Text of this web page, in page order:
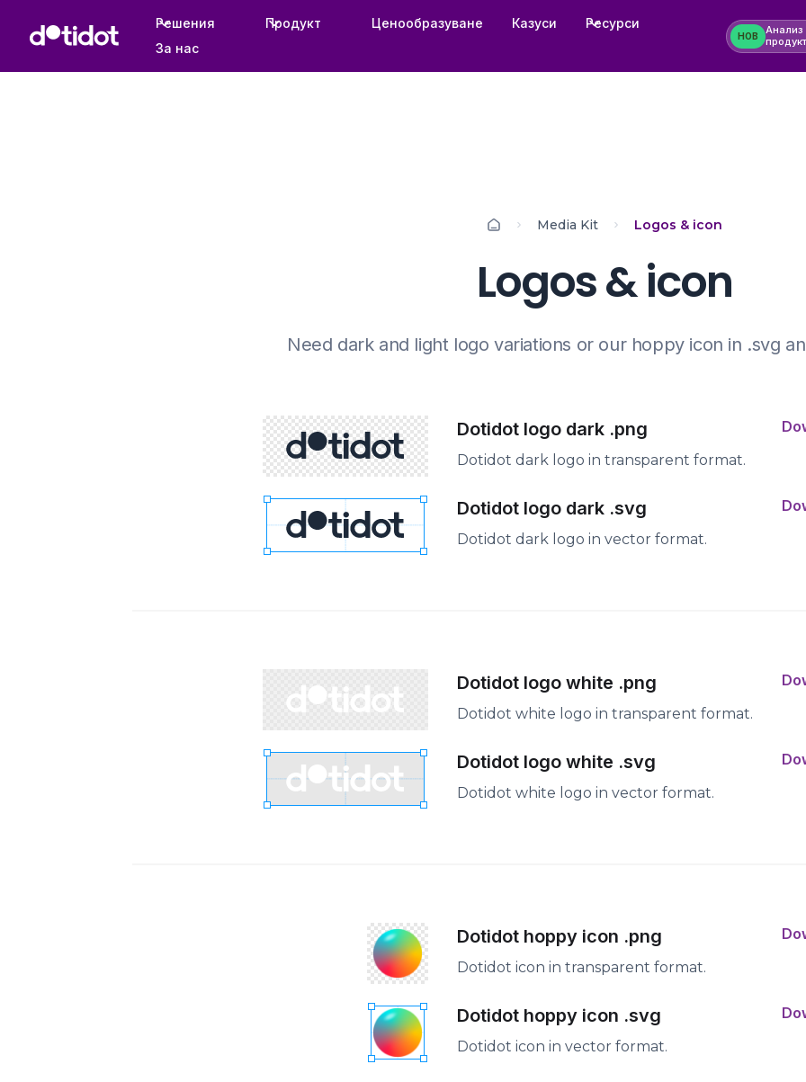
Решения Продукт Ценообразуване Казуси
Ресурси
За нас
НОВ
Анализ
Media Kit Logos & icon
Logos & icon
Need dark and light logo variations or our hoppy icon in .svg
Dotidot logo dark .png
Dotidot dark logo in transparent format.
Dotidot logo dark .svg
Dotidot dark logo in vector format.
Dotidot logo white .png
Dotidot white logo in transparent format.
Dotidot logo white .svg
Dotidot white logo in vector format.
Dotidot hoppy icon .png
Dotidot icon in transparent format.
Dotidot hoppy icon .svg
Dotidot icon in vector format.